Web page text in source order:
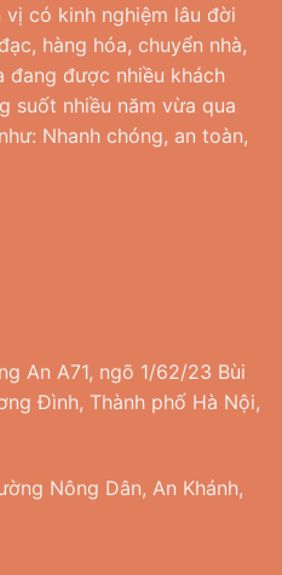
CÔNG
TY
XẾP
ÁNH
Uy
Tín
Số
1
–
Bốc
Xếp
vị có kinh nghiệm lâu đời
hàng hóa, chuyển nhà,
đang được nhiều khách
suốt nhiều năm vừa qua
Nhanh chóng, an toàn,
An A71, ngõ 1/62/23 Bùi
Đình, Thành phố Hà Nội,
Nông Dân, An Khánh,